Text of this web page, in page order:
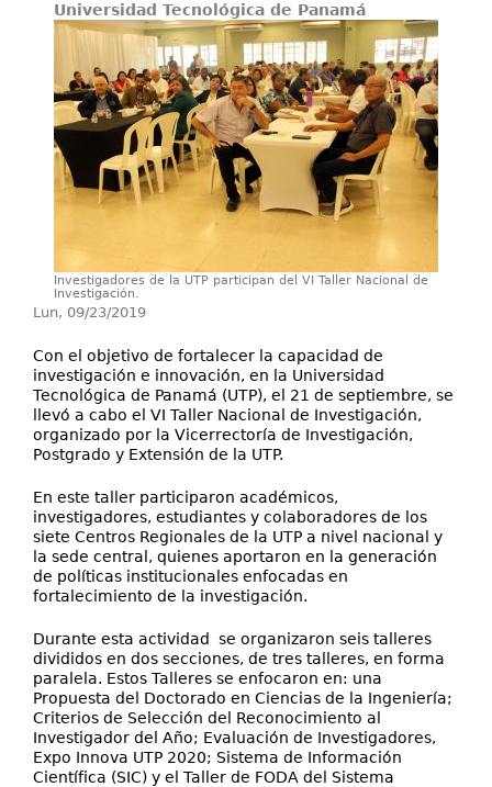
Departamentos
Investigación
Servicios
Universidad Tecnológica de Panamá
Investigadores de la UTP participan del VI Taller Nacional de
Investigación.
Lun, 09/23/2019
Con el objetivo de fortalecer la capacidad de
investigación e innovación, en la Universidad
Tecnológica de Panamá (UTP), el 21 de septiembre, se
llevó a cabo el VI Taller Nacional de Investigación,
organizado por la Vicerrectoría de Investigación,
Postgrado y Extensión de la UTP.
En este taller participaron académicos,
investigadores, estudiantes y colaboradores de los
siete Centros Regionales de la UTP a nivel nacional y
la sede central, quienes aportaron en la generación
de políticas institucionales enfocadas en
fortalecimiento de la investigación.
Durante esta actividad se organizaron seis talleres
divididos en dos secciones, de tres talleres, en forma
paralela. Estos Talleres se enfocaron en: una
Propuesta del Doctorado en Ciencias de la Ingeniería;
Criterios de Selección del Reconocimiento al
Investigador del Año; Evaluación de Investigadores,
Expo Innova UTP 2020; Sistema de Información
Científica (SIC) y el Taller de FODA del Sistema